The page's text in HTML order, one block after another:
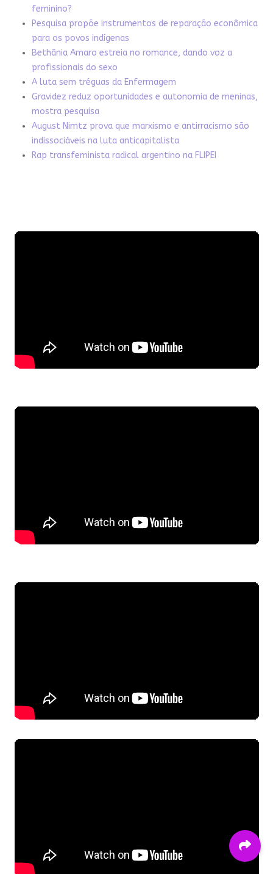
feminino?
Pesquisa propõe instrumentos de reparação econômica
para os povos indígenas
Bethânia Amaro estreia no romance, dando voz a
profissionais do sexo
A luta sem tréguas da Enfermagem
Gravidez reduz oportunidades e autonomia de meninas,
mostra pesquisa
August Nimtz prova que marxismo e antirracismo são
indissociáveis na luta anticapitalista
Rap transfeminista radical argentino na FLIPEI